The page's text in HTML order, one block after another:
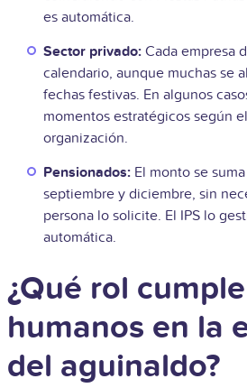
es automática.
Sector privado: Cada empresa
calendario, aunque muchas se
fechas festivas. En algunos
momentos estratégicos según
organización.
Pensionados: El monto se
septiembre y diciembre, sin
persona lo solicite. El IPS lo
automática.
¿Qué rol
humanos en la
del aguinaldo?